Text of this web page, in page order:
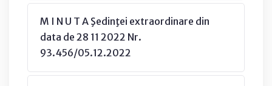
M I N U T A Şedinţei extraordinare din
data de 28 11 2022 Nr.
93.456/05.12.2022